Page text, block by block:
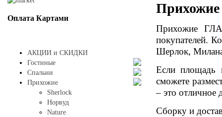
Прихожие
Прихожие
покупателей.
Шерлок,
Если площадь
сможете
– это отличное
Сборку и
Оплата Картами
АКЦИИ и СКИДКИ
Гостиные
Спальни
Прихожие
Sherlock
Норвуд
Nature